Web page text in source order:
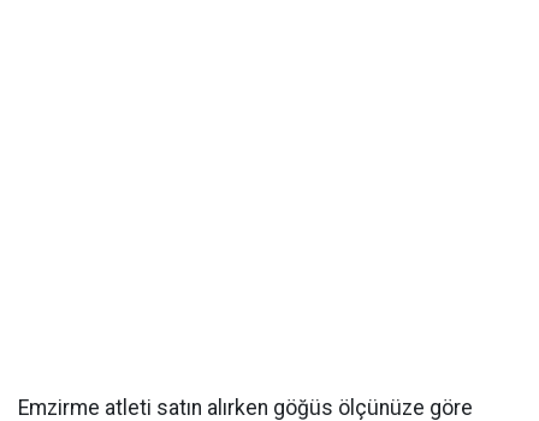
Emzirme atleti satın alırken göğüs ölçünüze göre